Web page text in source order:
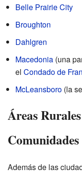
Belle Prairie City
Broughton
Dahlgren
Macedonia (una
el Condado de
McLeansboro (la
Áreas
Comunidades
Además de las